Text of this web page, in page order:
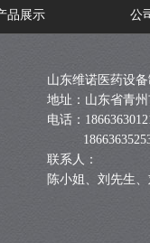
品展示 公
山东维诺医药设备
地址：山东省青
电话：
联系人：
陈小姐、刘先生、